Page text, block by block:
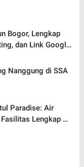
Bogor, Lengkap
dan Link Google
Nanggung di SSA
Paradise: Air
Lengkap di